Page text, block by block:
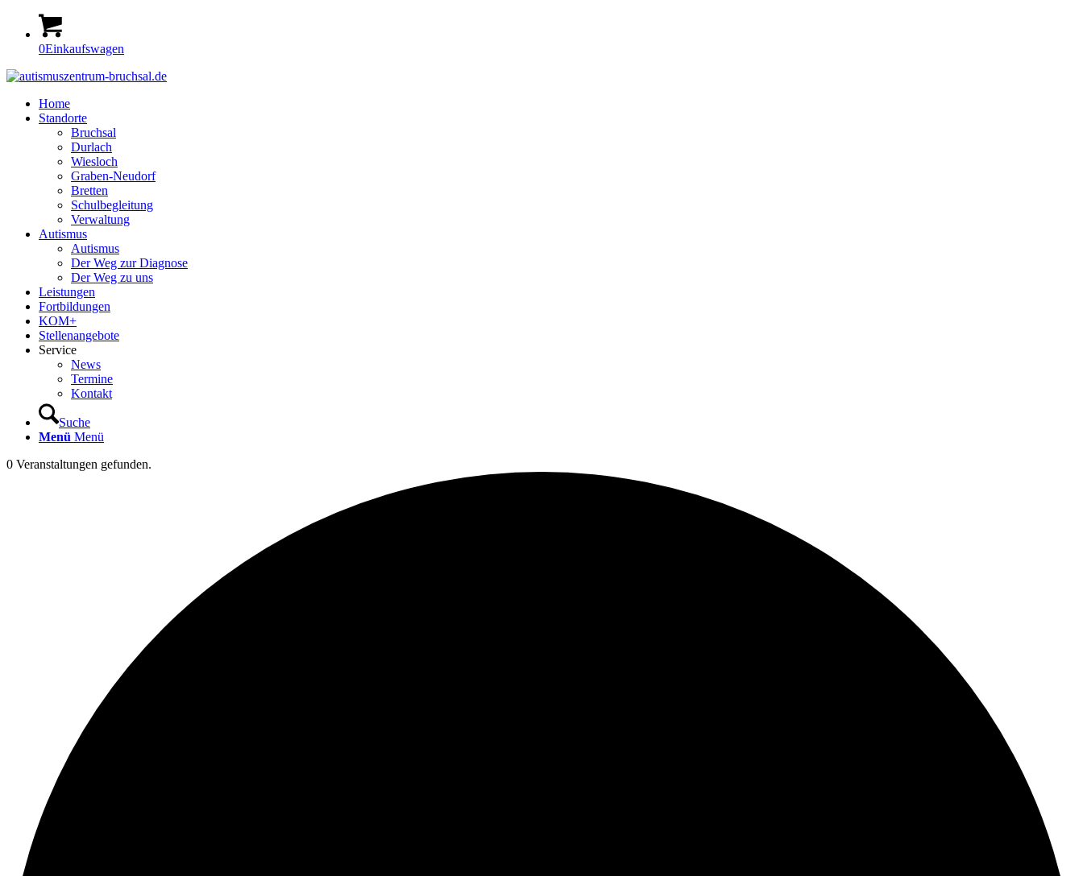
0Einkaufswagen
Home
Standorte
Bruchsal
Durlach
Wiesloch
Graben-Neudorf
Bretten
Schulbegleitung
Verwaltung
Autismus
Autismus
Der Weg zur Diagnose
Der Weg zu uns
Leistungen
Fortbildungen
KOM+
Stellenangebote
Service
News
Termine
Kontakt
Suche
Menü Menü
0 Veranstaltungen gefunden.